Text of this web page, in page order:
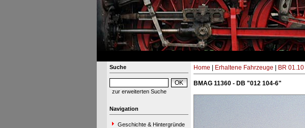
Suche
zur erweiterten Suche
Navigation
Geschichte & Hintergründe
Home Erhaltene Fahrzeuge BR 01.10
BMAG 11360 - DB "012 104-6"